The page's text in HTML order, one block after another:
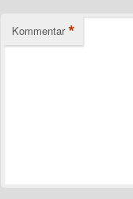
Kommentar *